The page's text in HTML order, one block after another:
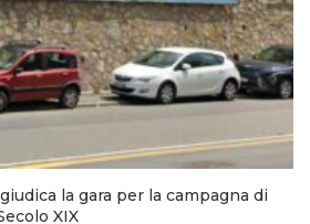
la gara per la campagna di
XIX